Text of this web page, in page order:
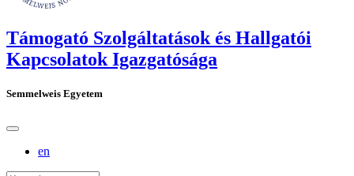
Támogató Szolgáltatások és Hallgatói
Kapcsolatok Igazgatósága
Semmelweis Egyetem
en